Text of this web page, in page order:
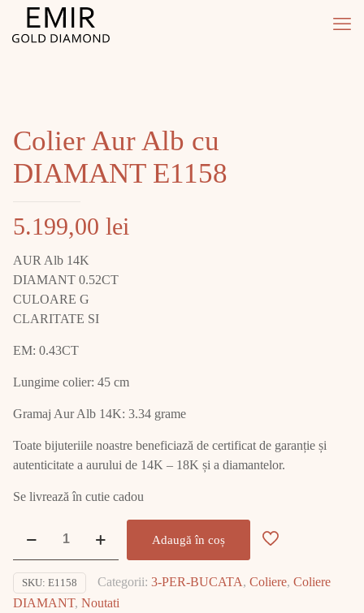
Colier Aur Alb cu
DIAMANT E1158
5.199,00 lei
AUR Alb 14K
DIAMANT 0.52CT
CULOARE G
CLARITATE SI
EM: 0.43CT
Lungime colier: 45 cm
Gramaj Aur Alb 14K: 3.34 grame
Toate bijuteriile noastre beneficiază de certificat de garanție și
autenticitate a aurului de 14K – 18K și a diamantelor.
Se livrează în cutie cadou
Alb
cu
Adaugă în coș
SKU: E1158 Categorii: 3-PER-BUCATA, Coliere, Coliere
DIAMANT, Noutati